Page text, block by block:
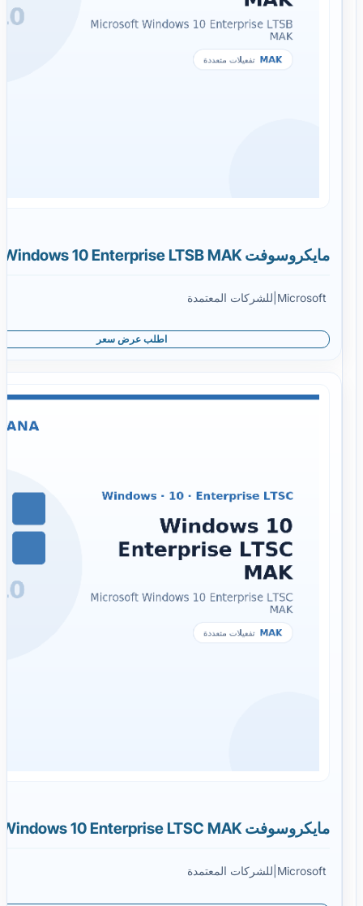
مايكروسوفت Windows 10 Enterprise LTSB MAK
Microsoft للشركات المعتمدة
اطلب عرض سعر
مايكروسوفت Windows 10 Enterprise LTSC MAK
Microsoft للشركات المعتمدة